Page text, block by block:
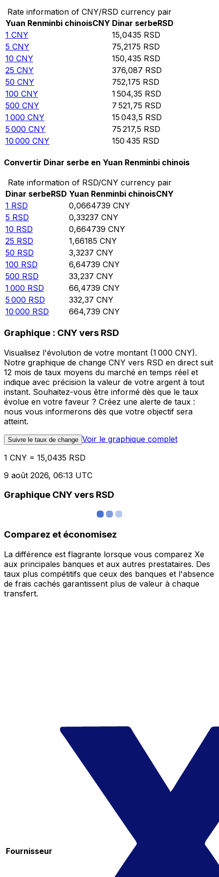
Rate information of CNY/RSD currency pair
Yuan Renminbi chinoisCNY Dinar serbeRSD
1 CNY 15,0435 RSD
5 CNY 75,2175 RSD
10 CNY 150,435 RSD
25 CNY 376,087 RSD
50 CNY 752,175 RSD
100 CNY 1 504,35 RSD
500 CNY 7 521,75 RSD
1 000 CNY 15 043,5 RSD
5 000 CNY 75 217,5 RSD
10 000 CNY 150 435 RSD
Convertir Dinar serbe en Yuan Renminbi chinois
Rate information of RSD/CNY currency pair
Dinar serbeRSD Yuan Renminbi chinoisCNY
1 RSD 0,0664739 CNY
5 RSD 0,33237 CNY
10 RSD 0,664739 CNY
25 RSD 1,66185 CNY
50 RSD 3,3237 CNY
100 RSD 6,64739 CNY
500 RSD 33,237 CNY
1 000 RSD 66,4739 CNY
5 000 RSD 332,37 CNY
10 000 RSD 664,739 CNY
Graphique : CNY vers RSD
Visualisez l'évolution de votre montant (1 000 CNY).
Notre graphique de change CNY vers RSD en direct suit
12 mois de taux moyens du marché en temps réel et
indique avec précision la valeur de votre argent à tout
instant. Souhaitez-vous être informé dès que le taux
évolue en votre faveur ? Créez une alerte de taux :
nous vous informerons dès que votre objectif sera
atteint.
Suivre le taux de change Voir le graphique complet
1 CNY = 15,0435 RSD
9 août 2026, 06:13 UTC
Graphique CNY vers RSD
Comparez et économisez
La différence est flagrante lorsque vous comparez Xe
aux principales banques et aux autres prestataires. Des
taux plus compétitifs que ceux des banques et l'absence
de frais cachés garantissent plus de valeur à chaque
transfert.
Fournisseur